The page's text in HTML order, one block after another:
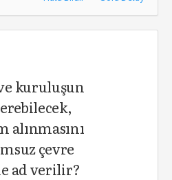
kuruluşun
alınmasını
çevre
ad verilir?